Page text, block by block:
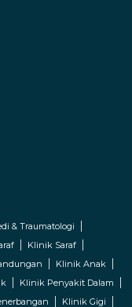
& Traumatologi
Klinik Saraf
Klinik Anak
Klinik Penyakit Dalam
Klinik Gigi